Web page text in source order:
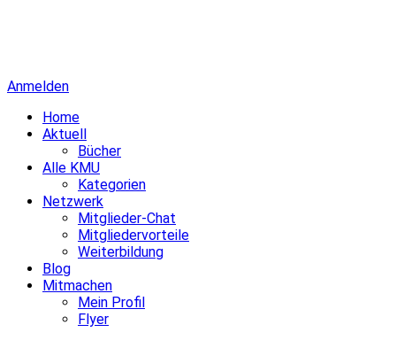
Anmelden
Home
Aktuell
Bücher
Alle KMU
Kategorien
Netzwerk
Mitglieder-Chat
Mitgliedervorteile
Weiterbildung
Blog
Mitmachen
Mein Profil
Flyer